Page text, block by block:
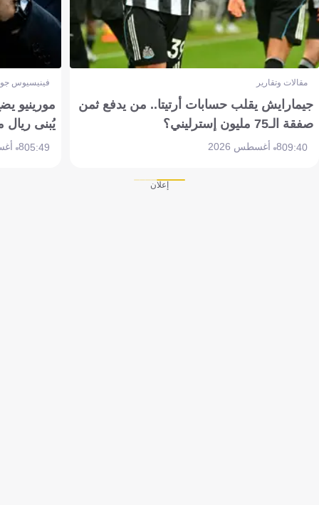
مقالات وتقارير
جيمارايش يقلب حسابات أرتيتا.. من يدفع ثمن
صفقة الـ75 مليون إسترليني؟
09:408 أغسطس 2026
فينيسيوس
مورينيو
يُبنى ريال
05:498 أغسطس 2026
إعلان